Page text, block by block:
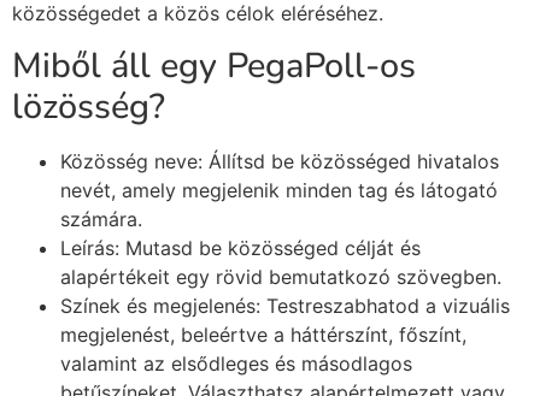
közösségedet a közös célok eléréséhez.
Miből áll egy PegaPoll-os
lözösség?
Közösség neve: Állítsd be közösséged hivatalos
nevét, amely megjelenik minden tag és látogató
számára.
Leírás: Mutasd be közösséged célját és
alapértékeit egy rövid bemutatkozó szövegben.
Színek és megjelenés: Testreszabhatod a vizuális
megjelenést, beleértve a háttérszínt, főszínt,
valamint az elsődleges és másodlagos